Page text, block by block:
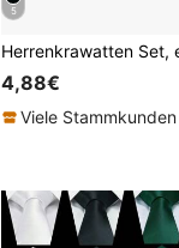
5
4,88€
Viele Stammkunden